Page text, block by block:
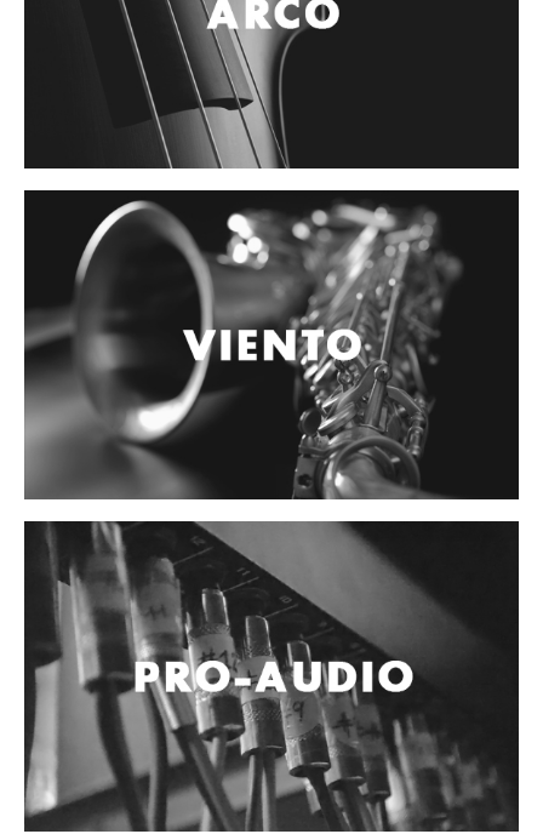
Luces y Escenario
Strobos
Maquinas de humo y escenario
Accesorios
Cables y Conectores
Instrumento
Sonido
Parlante
Video y USB
Espigas y conectores
Accesorios
Otros Instrumentos de Cuerdas
Ukulele
Mandolina
Banjo